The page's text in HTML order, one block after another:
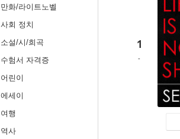
만화/라이트노벨
사회 정치
소설/시/희곡
수험서 자격증
어린이
에세이
여행
역사
1